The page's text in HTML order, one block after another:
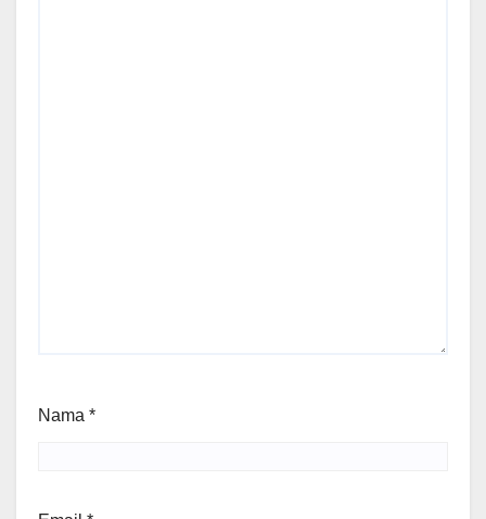
Nama *